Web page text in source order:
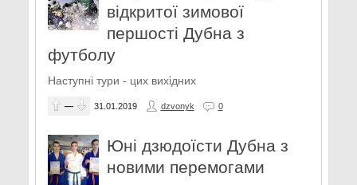
відкритої зимової
першості Дубна з
футболу
Наступні тури - цих вихідних
— 31.01.2019 dzvonyk 0
Юні дзюдоїсти Дубна з
новими перемогами